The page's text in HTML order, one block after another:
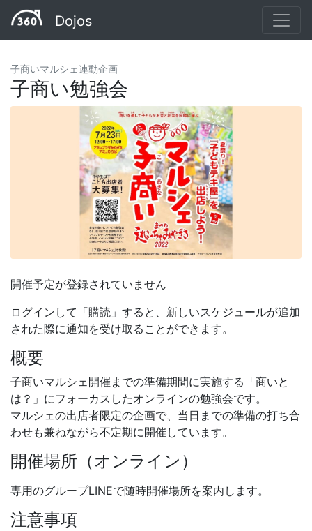
Dojos
子商いマルシェ連動企画
子商い勉強会
開催予定が登録されていません
ログインして「購読」すると、新しいスケジュールが追加
された際に通知を受け取ることができます。
概要
子商いマルシェ開催までの準備期間に実施する「商いと
は？」にフォーカスしたオンラインの勉強会です。
マルシェの出店者限定の企画で、当日までの準備の打ち合
わせも兼ねながら不定期に開催しています。
開催場所（オンライン）
専用のグループLINEで随時開催場所を案内します。
注意事項